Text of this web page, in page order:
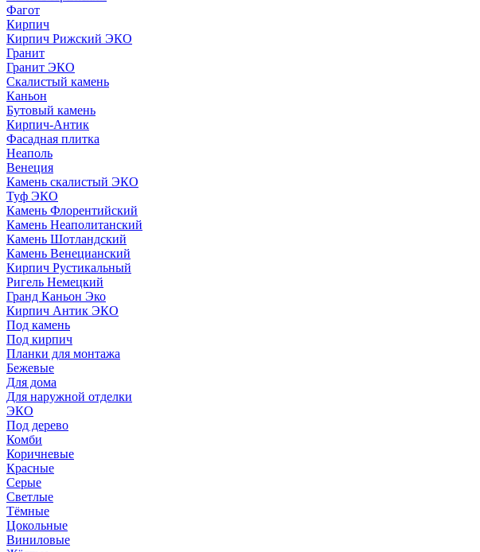
Фагот
Кирпич
Кирпич Рижский ЭКО
Гранит
Гранит ЭКО
Скалистый камень
Каньон
Бутовый камень
Кирпич-Антик
Фасадная плитка
Неаполь
Венеция
Камень скалистый ЭКО
Туф ЭКО
Камень Флорентийский
Камень Неаполитанский
Камень Шотландский
Камень Венецианский
Кирпич Рустикальный
Ригель Немецкий
Гранд Каньон Эко
Кирпич Антик ЭКО
Под камень
Под кирпич
Планки для монтажа
Бежевые
Для дома
Для наружной отделки
ЭКO
Под дерево
Комби
Коричневые
Красные
Серые
Светлые
Тёмные
Цокольные
Виниловые